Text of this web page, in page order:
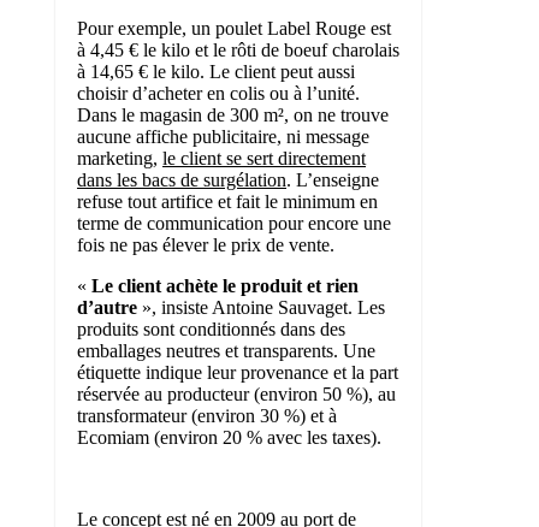
Pour exemple, un poulet Label Rouge est
à 4,45 € le kilo et le rôti de boeuf charolais
à 14,65 € le kilo. Le client peut aussi
choisir d’acheter en colis ou à l’unité.
Dans le magasin de 300 m², on ne trouve
aucune affiche publicitaire, ni message
marketing,le client se sert directement
dans les bacs de surgélation. L’enseigne
refuse tout artifice et fait le minimum en
terme de communication pour encore une
fois ne pas élever le prix de vente.
«Le client achète le produit et rien
d’autre », insiste Antoine Sauvaget. Les
produits sont conditionnés dans des
emballages neutres et transparents. Une
étiquette indique leur provenance et la part
réservée au producteur (environ 50 %), au
transformateur (environ 30 %) et à
Ecomiam (environ 20 % avec les taxes).
Le concept est né en 2009 au port de